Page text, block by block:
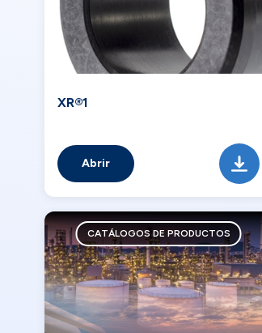
XR®1
Abrir
CATÁLOGOS DE PRODUCTOS